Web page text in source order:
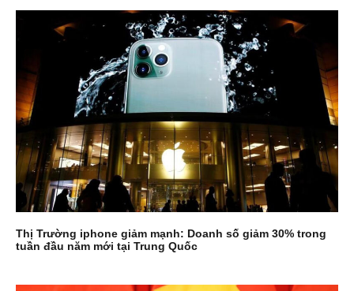
Thị Trường iphone giảm mạnh: Doanh số giảm 30% trong
tuần đầu năm mới tại Trung Quốc